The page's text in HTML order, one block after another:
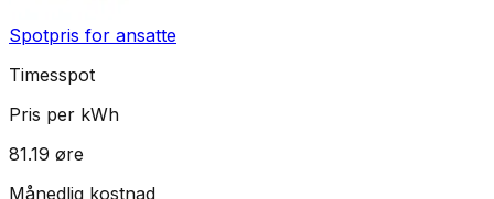
Spotpris for ansatte
Timesspot
Pris per kWh
81.19 øre
Månedlig kostnad